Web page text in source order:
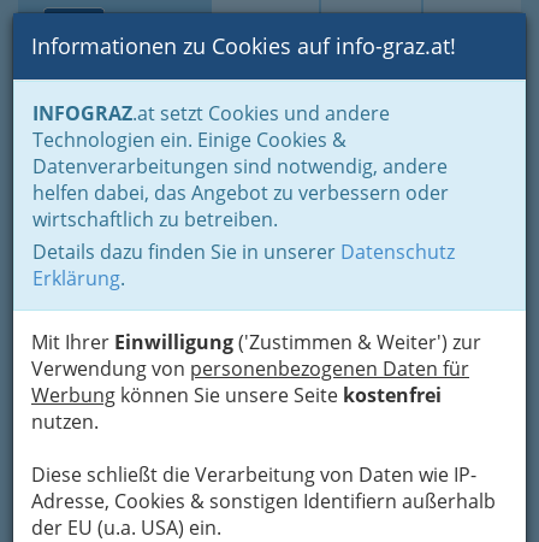
Suche Login Toggle
Informationen zu Cookies auf info-graz.at!
INFOGRAZ.at setzt Cookies und andere
Technologien ein. Einige Cookies &
Datenverarbeitungen sind notwendig, andere
helfen dabei, das Angebot zu verbessern oder
wirtschaftlich zu betreiben.
Details dazu finden Sie in unserer Datenschutz
Erklärung.
Mit Ihrer Einwilligung('Zustimmen & Weiter') zur
Verwendung von personenbezogenen Daten für
Werbung können Sie unsere Seite kostenfrei
nutzen.
Diese schließt die Verarbeitung von Daten wie IP-
Adresse, Cookies & sonstigen Identifiern außerhalb
der EU (u.a. USA) ein.
Home Branchen
Gewerbe, Handwerk, Banken
Gewerbe & Handwerk, Gliederung der WKO
Allg. FG des Gewerbes
Astrologie Graz - Horoskop erstellen
Astrologische Berater Graz -
Charakter, Stärken und
Schwächen: Hinweise zur
eigenen Persönlichkeit im
Horoskop
Astrologie Graz – mehr über Theorien und
Bezirksauswahl